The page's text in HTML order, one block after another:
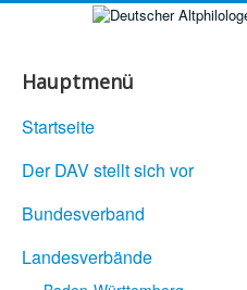
Hauptmenü
Startseite
Der DAV stellt sich vor
Bundesverband
Landesverbände